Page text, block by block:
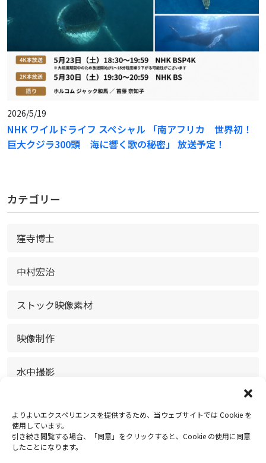
よりよいエクスペリエンスを提供するため、当ウェブサイトでは Cookie を
使用しています。
引き続き閲覧する場合、「同意」をクリックすると、Cookie の使用に同意
したことになります。
2026/5/19
NHK ワイルドライフ スペシャル 「南アフリカ 世界初！
巨大クジラ300頭 海に響く歌の秘密」 放送予定！
カテゴリー
窪寺博士
中村宏治
ストック映像素材
映像制作
水中撮影
お知らせ